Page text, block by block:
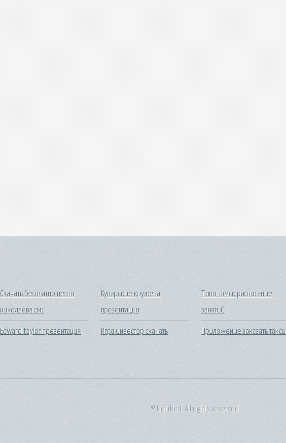
Скачать бесплатно песни
николаева смс
Edward taylor презентация
Кукарские кружева
презентация
Игра инвестор скачать
Тэюи томск расписание
занятий
Приложение заказать такси
© Untitled. All rights reserved.